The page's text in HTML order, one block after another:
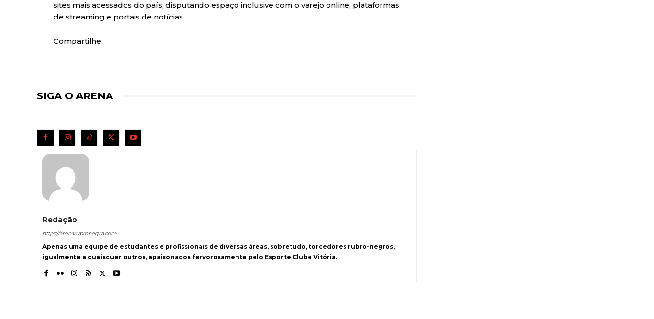
sites mais acessados do país, disputando espaço inclusive com o varejo online, plataformas
de streaming e portais de notícias.
Compartilhe
SIGA O ARENA
Redação
https://arenarubronegra.com
Apenas uma equipe de estudantes e profissionais de diversas áreas, sobretudo, torcedores rubro-negros,
igualmente a quaisquer outros, apaixonados fervorosamente pelo Esporte Clube Vitória.